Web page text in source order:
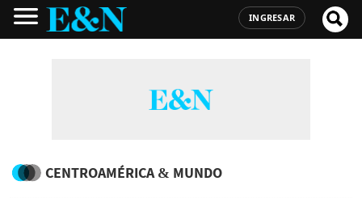
INGRESAR
CENTROAMÉRICA & MUNDO